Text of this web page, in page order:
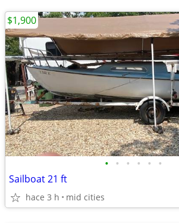
• • • • • •
Sailboat 21 ft
hace 3 h mid cities
$1,900